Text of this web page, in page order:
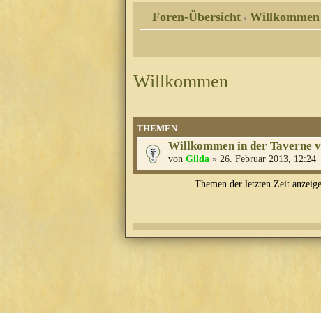
Foren-Übersicht ‹ Willkommen
Willkommen
THEMEN
Willkommen in der Taverne
von Gilda » 26. Februar 2013, 12:24
Themen der letzten Zeit